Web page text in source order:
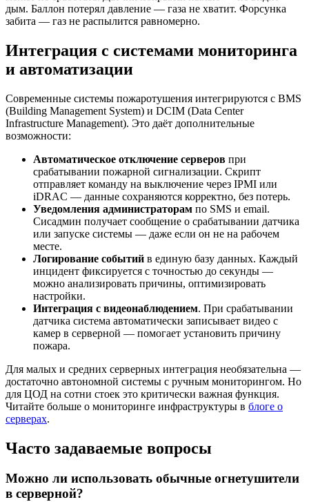
дым. Баллон потерял давление — газа не хватит. Форсунка
забита — газ не распылится равномерно.
Интеграция с системами мониторинга
и автоматизации
Современные системы пожаротушения интегрируются с BMS
(Building Management System) и DCIM (Data Center
Infrastructure Management). Это даёт дополнительные
возможности:
Автоматическое отключение серверов при
срабатывании пожарной сигнализации. Скрипт
отправляет команду на выключение через IPMI или
iDRAC — данные сохраняются корректно, без потерь.
Уведомления администраторам по SMS и email.
Сисадмин получает сообщение о срабатывании датчика
или запуске системы — даже если он не на рабочем
месте.
Логирование событий в единую базу данных. Каждый
инцидент фиксируется с точностью до секунды —
можно анализировать причины, оптимизировать
настройки.
Интеграция с видеонаблюдением. При срабатывании
датчика система автоматически записывает видео с
камер в серверной — помогает установить причину
пожара.
Для малых и средних серверных интеграция необязательна —
достаточно автономной системы с ручным мониторингом. Но
для ЦОД на сотни стоек это критически важная функция.
Читайте больше о мониторинге инфраструктуры в блоге о
серверах.
Часто задаваемые вопросы
Можно ли использовать обычные огнетушители
в серверной?